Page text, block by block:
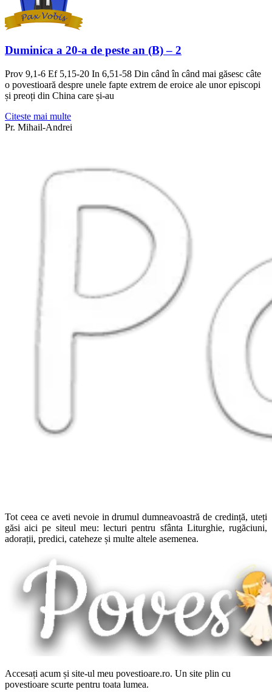
Duminica a 20-a de peste an (B) – 2
Prov 9,1-6 Ef 5,15-20 In 6,51-58 Din când în când mai găsesc câte
o povestioară despre unele fapte extrem de eroice ale unor episcopi
și preoți din China care și-au
Citeste mai multe
Pr. Mihail-Andrei
Tot ceea ce aveti nevoie in drumul dumneavoastră de credință, uteți
găsi aici pe siteul meu: lecturi pentru sfânta Liturghie, rugăciuni,
adorații, predici, cateheze și multe altele asemenea.
Accesați acum și site-ul meu povestioare.ro. Un site plin cu
povestioare scurte pentru toata lumea.